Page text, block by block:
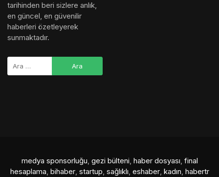
tarihinden beri sizlere anlık,
en güncel, en güvenilir
haberleri özetleyerek
sunmaktadır.
medya sponsorluğu, gezi bülteni, haber dosyası, final
hesaplama, bihaber, startup, sağlıklı, eshaber, kadın, habertr